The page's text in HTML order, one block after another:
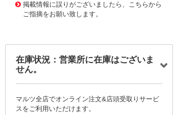
掲載情報に誤りがございましたら、こちらから
ご指摘をお願い致します。
在庫状況：営業所に在庫はございま
せん。
マルツ全店でオンライン注文&店頭受取りサービ
スをご利用いただけます。